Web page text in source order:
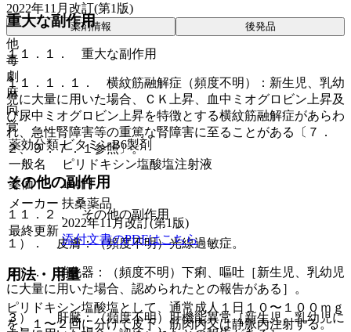
重大な副作用
１１．１． 重大な副作用
１１．１．１． 横紋筋融解症（頻度不明）：新生児、乳幼
児に大量に用いた場合、ＣＫ上昇、血中ミオグロビン上昇及
び尿中ミオグロビン上昇を特徴とする横紋筋融解症があらわ
れ、急性腎障害等の重篤な腎障害に至ることがある〔７．
２、９．７．１参照〕。
その他の副作用
１１．２． その他の副作用
１）． 皮膚：（頻度不明）光線過敏症。
２）． 消化器：（頻度不明）下痢、嘔吐［新生児、乳幼児
に大量に用いた場合、認められたとの報告がある］。
３）． 肝臓：（頻度不明）肝機能異常［新生児、乳幼児に
2022年11月改訂(第1版)
薬剤情報 後発品
他
毒
劇
麻
向
覚
薬効分類 ビタミンB6製剤
一般名
ピリドキシン塩酸塩注射液
薬価
104円
メーカー 扶桑薬品
最終更新
2022年11月改訂(第1版)
添付文書のPDFはこちら
用法・用量
ピリドキシン塩酸塩として、通常成人１日１０〜１００ｍｇ
を、１〜２回に分けて皮下、筋肉内又は静脈内注射する。